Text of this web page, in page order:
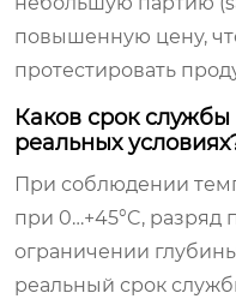
повышенную цену,
протестировать
Каков срок службы
реальных
При соблюдении
при 0…+45°C, разряд
ограничении
реальный срок